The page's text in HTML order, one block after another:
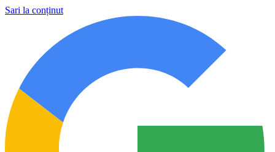
Sari la conținut